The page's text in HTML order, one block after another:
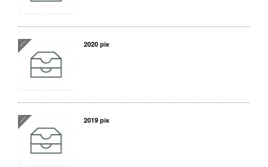
2020 рік
2019 рік